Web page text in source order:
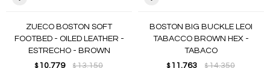
ZUECO BOSTON SOFT
FOOTBED - OILED LEATHER -
ESTRECHO - BROWN
$ 10.779 $13.150
BOSTON BIG BUCKLE LEOI
TABACCO BROWN HEX -
TABACO
$ 11.763 $14.350